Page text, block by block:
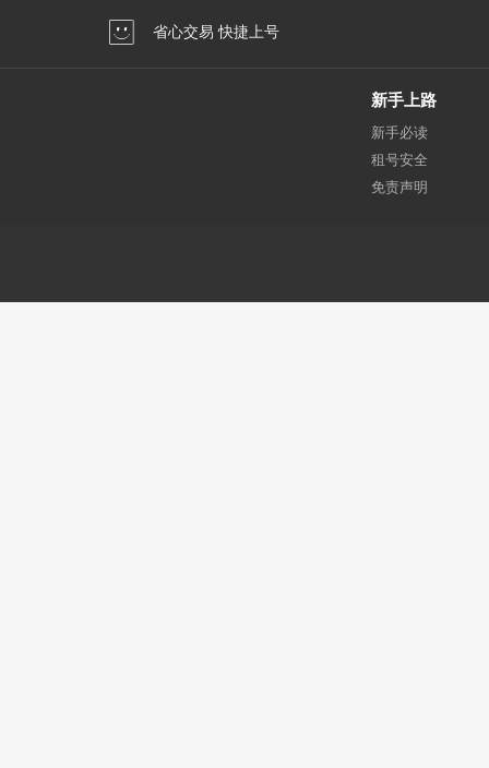
省心交易 快捷上号
新手上路
新手必读
租号安全
免责声明